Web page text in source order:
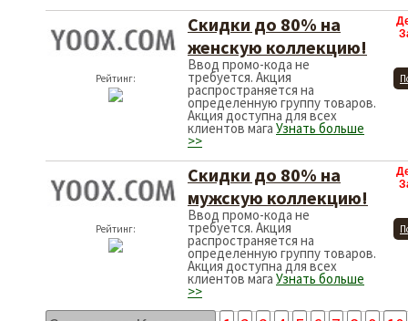
Рейтинг:
Скидки до 80% на
женскую коллекцию!
Ввод промо-кода не
требуется. Акция
распространяется на
определенную группу товаров.
Акция доступна для всех
клиентов мага Узнать больше
>>
Рейтинг:
Скидки до 80% на
мужскую коллекцию!
Ввод промо-кода не
требуется. Акция
распространяется на
определенную группу товаров.
Акция доступна для всех
клиентов мага Узнать больше
>>